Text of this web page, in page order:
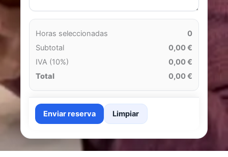
Horas seleccionadas
0
Subtotal
0,00 €
IVA (10%)
0,00 €
Total
0,00 €
Enviar reserva Limpiar